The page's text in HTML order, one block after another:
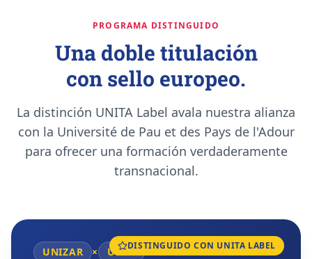
PROGRAMA DISTINGUIDO
Una doble titulación
con sello europeo.
La distinción UNITA Label avala nuestra alianza
con la Université de Pau et des Pays de l'Adour
para ofrecer una formación verdaderamente
transnacional.
DISTINGUIDO CON UNITA LABEL
UNIZAR × UPPA